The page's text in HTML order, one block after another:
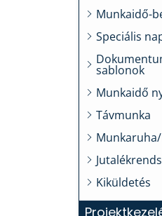
Munkaidő-
Speciális
sablonok
Munkaidő
Távmunka
Kiküldetés